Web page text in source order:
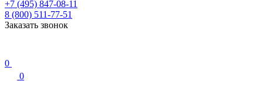
+7 (495) 847-08-11
8 (800) 511-77-51
Заказать звонок
0
0